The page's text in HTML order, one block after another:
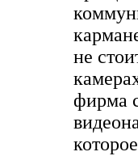
не
фирма